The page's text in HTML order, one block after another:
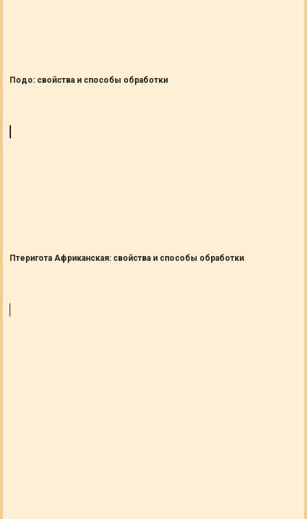
Подо: свойства и способы обработки
Птеригота Африканская: свойства и способы обработки